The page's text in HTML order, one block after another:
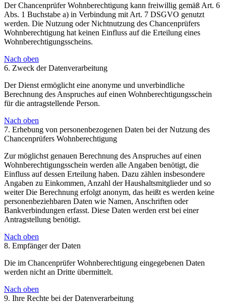
Der Chancenprüfer Wohnberechtigung kann freiwillig gemäß Art. 6
Abs. 1 Buchstabe a) in Verbindung mit Art. 7 DSGVO genutzt
werden. Die Nutzung oder Nichtnutzung des Chancenprüfers
Wohnberechtigung hat keinen Einfluss auf die Erteilung eines
Wohnberechtigungsscheins.
Nach oben
6. Zweck der Datenverarbeitung
Der Dienst ermöglicht eine anonyme und unverbindliche
Berechnung des Anspruches auf einen Wohnberechtigungsschein
für die antragstellende Person.
Nach oben
7. Erhebung von personenbezogenen Daten bei der Nutzung des
Chancenprüfers Wohnberechtigung
Zur möglichst genauen Berechnung des Anspruches auf einen
Wohnberechtigungsschein werden alle Angaben benötigt, die
Einfluss auf dessen Erteilung haben. Dazu zählen insbesondere
Angaben zu Einkommen, Anzahl der Haushaltsmitglieder und so
weiter Die Berechnung erfolgt anonym, das heißt es werden keine
personenbeziehbaren Daten wie Namen, Anschriften oder
Bankverbindungen erfasst. Diese Daten werden erst bei einer
Antragstellung benötigt.
Nach oben
8. Empfänger der Daten
Die im Chancenprüfer Wohnberechtigung eingegebenen Daten
werden nicht an Dritte übermittelt.
Nach oben
9. Ihre Rechte bei der Datenverarbeitung